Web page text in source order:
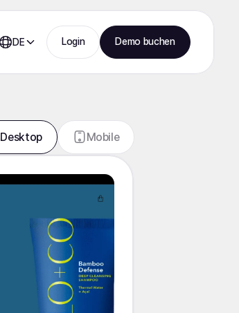
DE Login Demo buchen
Desktop Mobile